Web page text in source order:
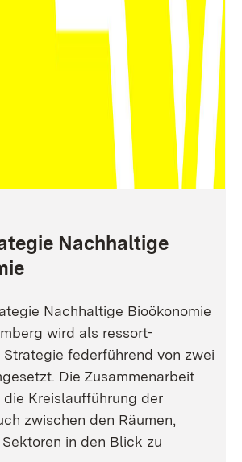
Nachhaltige
Nachhaltige Bioökonomie
wird als ressort-
federführend von zwei
Die Zusammenarbeit
Kreislaufführung der
zwischen den Räumen,
in den Blick zu